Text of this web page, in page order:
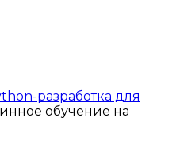
разработка для
обучение на